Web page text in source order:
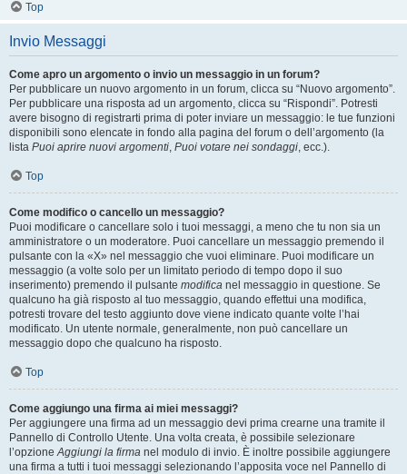
Top
Invio Messaggi
Come apro un argomento o invio un messaggio in un forum?
Per pubblicare un nuovo argomento in un forum, clicca su “Nuovo argomento”.
Per pubblicare una risposta ad un argomento, clicca su “Rispondi”. Potresti
avere bisogno di registrarti prima di poter inviare un messaggio: le tue funzioni
disponibili sono elencate in fondo alla pagina del forum o dell’argomento (la
lista Puoi aprire nuovi argomenti, Puoi votare nei sondaggi, ecc.).
Top
Come modifico o cancello un messaggio?
Puoi modificare o cancellare solo i tuoi messaggi, a meno che tu non sia un
amministratore o un moderatore. Puoi cancellare un messaggio premendo il
pulsante con la «X» nel messaggio che vuoi eliminare. Puoi modificare un
messaggio (a volte solo per un limitato periodo di tempo dopo il suo
inserimento) premendo il pulsante modifica nel messaggio in questione. Se
qualcuno ha già risposto al tuo messaggio, quando effettui una modifica,
potresti trovare del testo aggiunto dove viene indicato quante volte l’hai
modificato. Un utente normale, generalmente, non può cancellare un
messaggio dopo che qualcuno ha risposto.
Top
Come aggiungo una firma ai miei messaggi?
Per aggiungere una firma ad un messaggio devi prima crearne una tramite il
Pannello di Controllo Utente. Una volta creata, è possibile selezionare
l’opzioneAggiungi la firma nel modulo di invio. È inoltre possibile aggiungere
una firma a tutti i tuoi messaggi selezionando l’apposita voce nel Pannello di